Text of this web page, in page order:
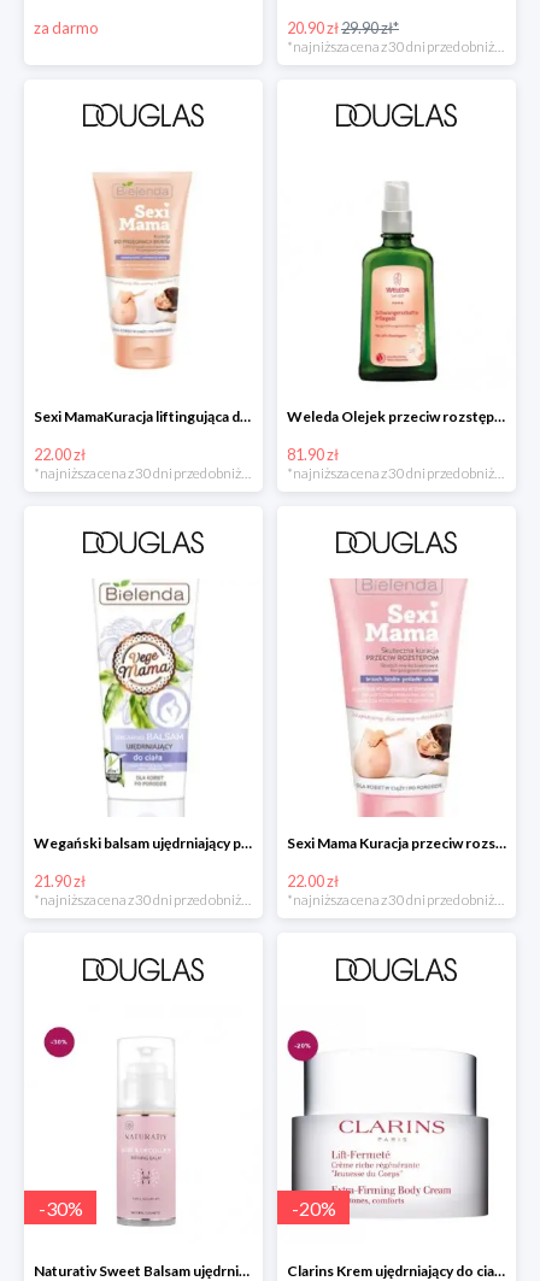
za darmo 20.90 zł29.90 zł*
Sexi MamaKuracja liftingująca do biustu w super cenie
22.00 zł
*najniższa cena z 30 dni przed obniżką
Weleda Olejek przeciw rozstępom
81.90 zł
*najniższa cena z 30 dni przed obniżką
Wegański balsam ujędrniający po porodzie w super cenie
21.90 zł
*najniższa cena z 30 dni przed obniżką
Sexi Mama Kuracja przeciw rozstępom w super cenie
22.00 zł
*najniższa cena z 30 dni przed obniżką
-30%
Naturativ Sweet Balsam ujędrniający biust -30%
-20%
Clarins Krem ujędrniający do ciała -20%